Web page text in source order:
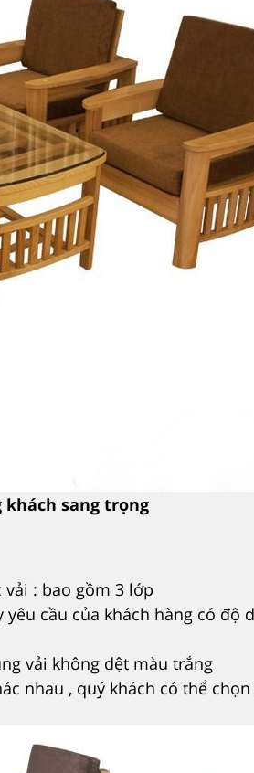
khách sang trọng
: bao gồm 3 lớp
cầu của khách hàng có độ
vải không dệt màu trắng
nhau , quý khách có thể